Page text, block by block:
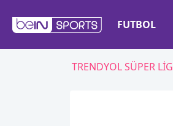
FUTBOL
TRENDYOL SÜPER LİG